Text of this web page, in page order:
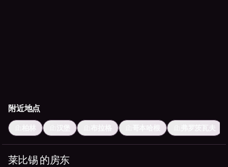
附近地点
柏林 汉堡 布拉格 哥本哈根 弗罗茨瓦夫
莱比锡 的房东